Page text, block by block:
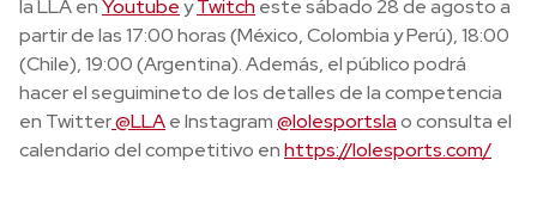
la LLA enYoutubeyTwitch este sábado 28 de agosto a
partir de las 17:00 horas (México, Colombia y Perú), 18:00
(Chile), 19:00 (Argentina). Además, el público podrá
hacer el seguimineto de los detalles de la competencia
en Twitter@LLAe Instagram@lolesportslao consulta el
calendario del competitivo enhttps://lolesports.com/